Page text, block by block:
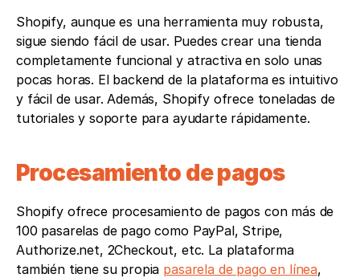
Shopify, aunque es una herramienta muy robusta,
sigue siendo fácil de usar. Puedes crear una tienda
completamente funcional y atractiva en solo unas
pocas horas. El backend de la plataforma es intuitivo
y fácil de usar. Además, Shopify ofrece toneladas de
tutoriales y soporte para ayudarte rápidamente.
Procesamiento de pagos
Shopify ofrece procesamiento de pagos con más de
100 pasarelas de pago como PayPal, Stripe,
Authorize.net, 2Checkout, etc. La plataforma
también tiene su propia pasarela de pago en línea,